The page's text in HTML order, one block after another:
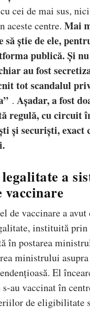
cei de mai sus,
aceste centre. Mai
să știe de ele,
publică. Și
au fost
tot scandalul
. Așadar, a fost
regulă, cu circuit
și securiști, exact
a
vaccinare
de vaccinare a
instituită
în postarea
ministrului
El
au vaccinat în
de eligibilitate